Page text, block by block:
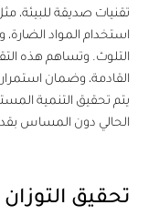
تقنيات صديقة للبيئة، مثل
استخدام المواد الضارة،
التلوث. وتساهم هذه التقنيات
القادمة، وضمان استمرارية
يتم تحقيق التنمية المستدامة
الحالي دون المساس بقدرة
تحقيق التوزان